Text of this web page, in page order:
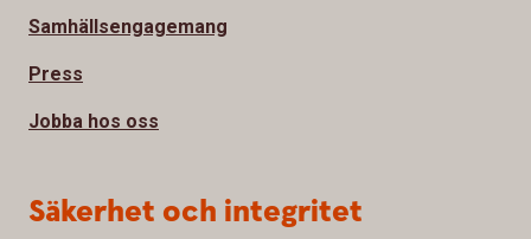
Samhällsengagemang
Press
Jobba hos oss
Säkerhet och integritet